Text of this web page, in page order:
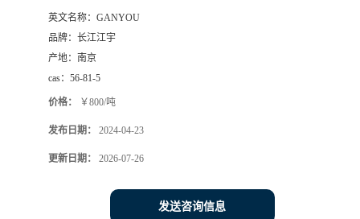
英文名称： GANYOU
品牌： 长江江宇
产地： 南京
cas： 56-81-5
价格： ￥800/吨
发布日期： 2024-04-23
更新日期： 2026-07-26
发送咨询信息